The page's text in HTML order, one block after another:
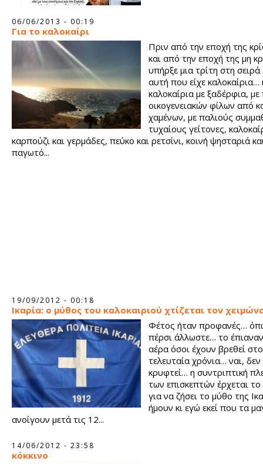
06/06/2013 - 00:19
Για το καλοκαίρι
Πριν από την εποχή της
και από την εποχή της μη
υπήρξε μια τρίτη στη
αυτή που είχε καλοκαίρια…
καλοκαίρια με ξαδέρφια, με
οικογενειακών φίλων από
χαμένων, με παλιούς
τυχαίους γείτονες,
καρπούζι και γερμάδες, πεύκο και ρετσίνι, κοινή ψησταριά
παγωτό...
19/09/2012 - 00:18
Ικαρία: ο μύθος του καλοκαιριού χτίζεται τον
Φέτος ήταν προφανές…
πέρσι άλλωστε… το
αέρα όσοι έχουν βρεθεί
τελευταία χρόνια… ναι,
κρυφτεί… η συντριπτική
των επισκεπτών έρχεται το
για να ζήσει το μύθο της
ήμουν κι εγώ εκεί που τα
ανοίγουν μετά τις 12...
14/06/2012 - 23:58
κόκκινο